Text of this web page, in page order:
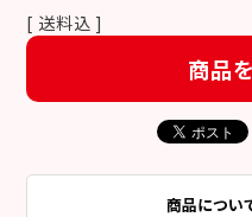
送料込
商品
商品につい